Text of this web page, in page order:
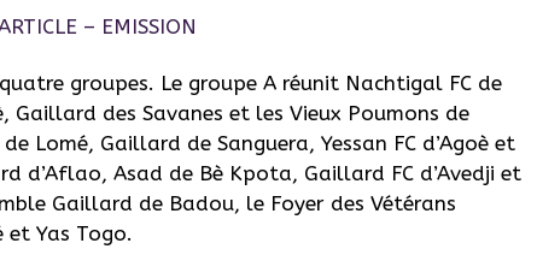
groupes. Le groupe A réunit Nachtigal FC de
Gaillard des Savanes et les Vieux Poumons de
Lomé, Gaillard de Sanguera, Yessan FC d’Agoè et
d’Aflao, Asad de Bè Kpota, Gaillard FC d’Avedji et
Gaillard de Badou, le Foyer des Vétérans
et Yas Togo.